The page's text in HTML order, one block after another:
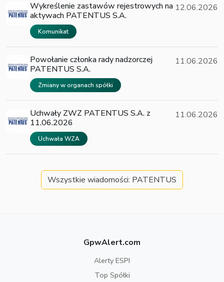
Wykreślenie zastawów rejestrowych na
aktywach PATENTUS S.A.
Komunikat
12.06.2026
Powołanie członka rady nadzorczej
PATENTUS S.A.
Zmiany w organach spółki
11.06.2026
Uchwały ZWZ PATENTUS S.A. z
11.06.2026
Uchwała WZA
11.06.2026
Wszystkie wiadomości: PATENTUS
GpwAlert.com
Alerty ESPI
Top Spółki